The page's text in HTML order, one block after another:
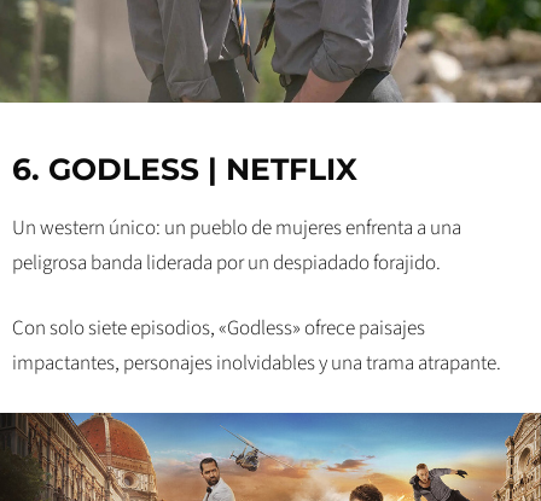
6. GODLESS | NETFLIX
Un western único: un pueblo de mujeres enfrenta a una
peligrosa banda liderada por un despiadado forajido.
Con solo siete episodios, «Godless» ofrece paisajes
impactantes, personajes inolvidables y una trama atrapante.